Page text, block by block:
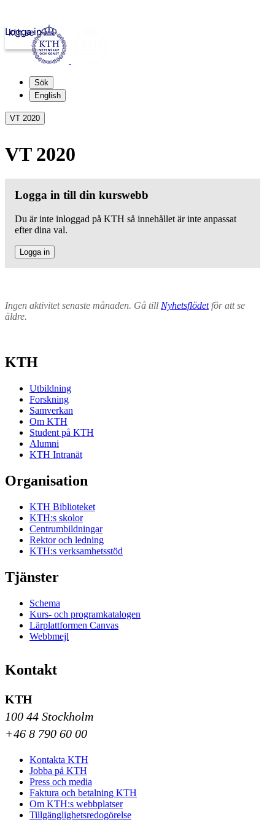
kth.se
Logga in
Sök
English
VT 2020
VT 2020
Logga in till din kurswebb
Du är inte inloggad på KTH så innehållet är inte anpassat
efter dina val.
Logga in
Ingen aktivitet senaste månaden. Gå till Nyhetsflödetför att se
äldre.
KTH
Utbildning
Forskning
Samverkan
Om KTH
Student på KTH
Alumni
KTH Intranät
Organisation
KTH Biblioteket
KTH:s skolor
Centrumbildningar
Rektor och ledning
KTH:s verksamhetsstöd
Tjänster
Schema
Kurs- och programkatalogen
Lärplattformen Canvas
Webbmejl
Kontakt
KTH
100 44 Stockholm
+46 8 790 60 00
Kontakta KTH
Jobba på KTH
Press och media
Faktura och betalning KTH
Om KTH:s webbplatser
Tillgänglighetsredogörelse